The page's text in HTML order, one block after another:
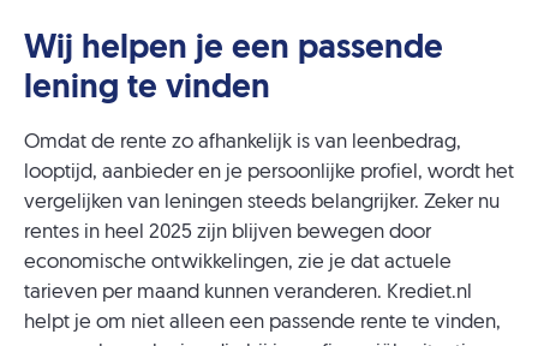
Wij helpen je een passende
lening te vinden
Omdat de rente zo afhankelijk is van leenbedrag,
looptijd, aanbieder en je persoonlijke profiel, wordt het
vergelijken van leningen steeds belangrijker. Zeker nu
rentes in heel 2025 zijn blijven bewegen door
economische ontwikkelingen, zie je dat actuele
tarieven per maand kunnen veranderen. Krediet.nl
helpt je om niet alleen een passende rente te vinden,